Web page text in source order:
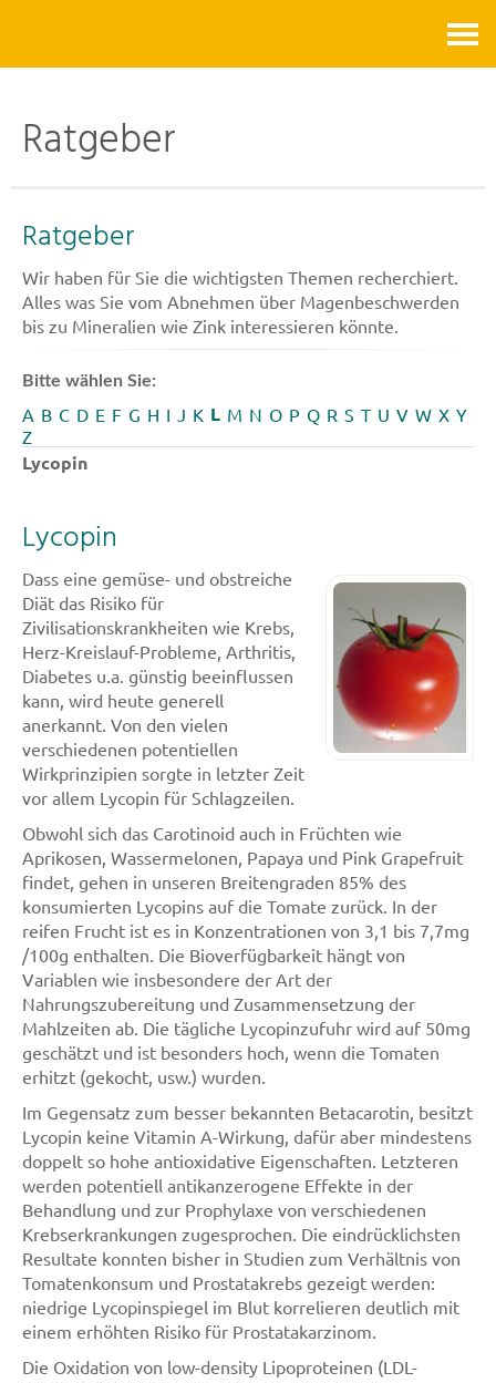
Ratgeber
Ratgeber
Wir haben für Sie die wichtigsten Themen recherchiert.
Alles was Sie vom Abnehmen über Magenbeschwerden
bis zu Mineralien wie Zink interessieren könnte.
Bitte wählen Sie:
A B C D E F G H I J K L M N O P Q R S T U V W X Y
Z
Lycopin
Lycopin
Dass eine gemüse- und obstreiche
Diät das Risiko für
Zivilisationskrankheiten wie Krebs,
Herz-Kreislauf-Probleme, Arthritis,
Diabetes u.a. günstig beeinflussen
kann, wird heute generell
anerkannt. Von den vielen
verschiedenen potentiellen
Wirkprinzipien sorgte in letzter Zeit
vor allem Lycopin für Schlagzeilen.
Obwohl sich das Carotinoid auch in Früchten wie
Aprikosen, Wassermelonen, Papaya und Pink Grapefruit
findet, gehen in unseren Breitengraden 85% des
konsumierten Lycopins auf die Tomate zurück. In der
reifen Frucht ist es in Konzentrationen von 3,1 bis 7,7mg
/100g enthalten. Die Bioverfügbarkeit hängt von
Variablen wie insbesondere der Art der
Nahrungszubereitung und Zusammensetzung der
Mahlzeiten ab. Die tägliche Lycopinzufuhr wird auf 50mg
geschätzt und ist besonders hoch, wenn die Tomaten
erhitzt (gekocht, usw.) wurden.
Im Gegensatz zum besser bekannten Betacarotin, besitzt
Lycopin keine Vitamin A-Wirkung, dafür aber mindestens
doppelt so hohe antioxidative Eigenschaften. Letzteren
werden potentiell antikanzerogene Effekte in der
Behandlung und zur Prophylaxe von verschiedenen
Krebserkrankungen zugesprochen. Die eindrücklichsten
Resultate konnten bisher in Studien zum Verhältnis von
Tomatenkonsum und Prostatakrebs gezeigt werden:
niedrige Lycopinspiegel im Blut korrelieren deutlich mit
einem erhöhten Risiko für Prostatakarzinom.
Die Oxidation von low-density Lipoproteinen (LDL-